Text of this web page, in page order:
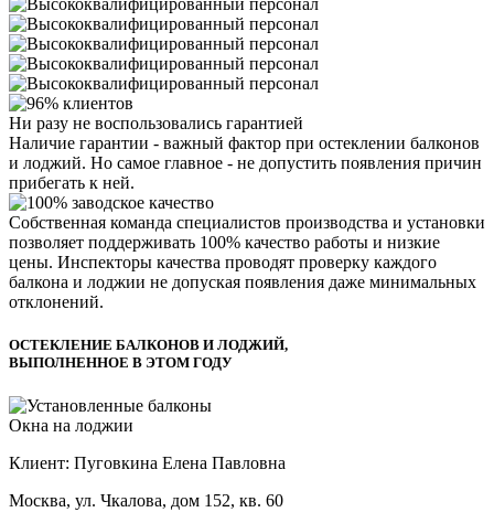
Ни разу не воспользовались гарантией
Наличие гарантии - важный фактор при остеклении балконов
и лоджий. Но самое главное - не допустить появления причин
прибегать к ней.
Собственная команда специалистов производства и установки
позволяет поддерживать 100% качество работы и низкие
цены. Инспекторы качества проводят проверку каждого
балкона и лоджии не допуская появления даже минимальных
отклонений.
ОСТЕКЛЕНИЕ БАЛКОНОВ И ЛОДЖИЙ,
ВЫПОЛНЕННОЕ В ЭТОМ ГОДУ
Окна на лоджии
Клиент: Пуговкина Елена Павловна
Москва, ул. Чкалова, дом 152, кв. 60